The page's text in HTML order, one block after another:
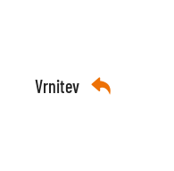
Vrnitev 